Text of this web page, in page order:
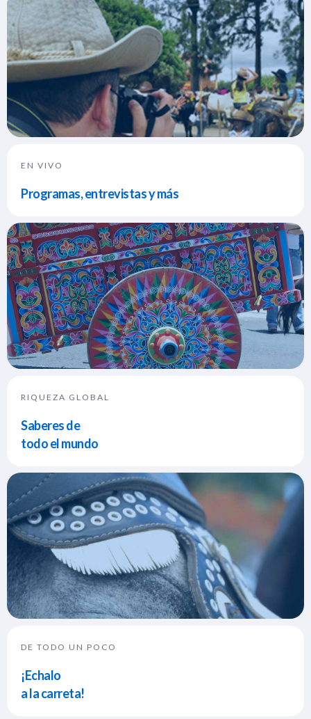
EN VIVO
Programas, entrevistas y más
RIQUEZA GLOBAL
Saberes de
todo el mundo
DE TODO UN POCO
¡Echalo
a la carreta!